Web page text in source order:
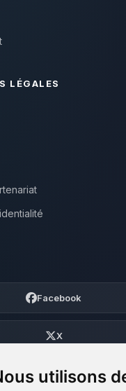
utilisons
LÉGALES
Facebook
X
Discord